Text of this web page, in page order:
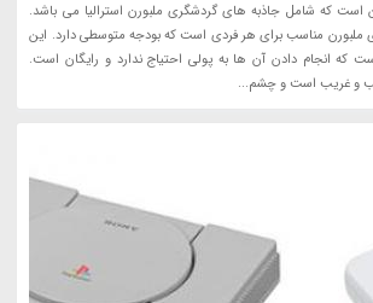
است که شامل جاذبه های گردشگری ملبورن استرالیا می باشد.
ملبورن مناسب برای هر فردی است که بودجه متوسطی دارد. این
که انجام دادن آن ها به پولی احتیاج ندارد و رایگان است.
و غریب است و چشم...